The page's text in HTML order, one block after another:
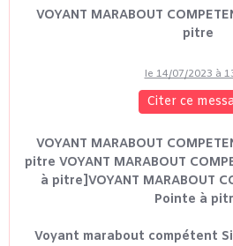
VOYANT MARABOUT
pitre
le 14/07/2023 à
Citer ce
VOYANT MARABOUT
pitre VOYANT MARABOUT
à pitre]VOYANT MARABOUT
Pointe à
Voyant marabout compétent